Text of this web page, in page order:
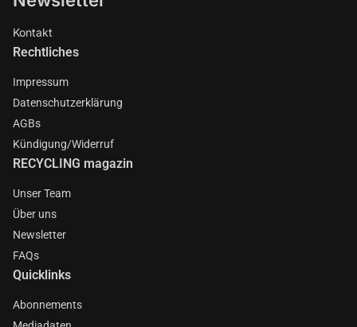
Kontakt
Rechtliches
Impressum
Datenschutzerklärung
AGBs
Kündigung/Widerruf
RECYCLING magazin
Unser Team
Über uns
Newsletter
FAQs
Quicklinks
Abonnements